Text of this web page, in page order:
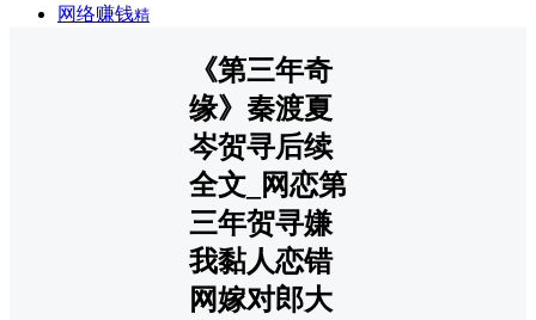
网络赚钱精
《第三年奇
缘》秦渡夏
岑贺寻后续
全文_网恋第
三年贺寻嫌
我黏人恋错
网嫁对郎大